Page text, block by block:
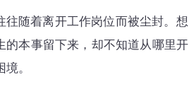
随着离开工作岗位而被尘封。想
本事留下来，却不知道从哪里开
。